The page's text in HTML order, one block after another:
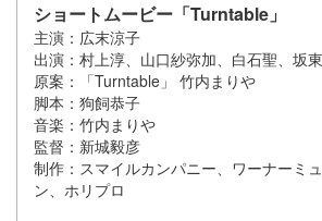
ショートムービー「Turntable」
主演：広末涼子
出演：村上淳、山口紗弥加、白石聖、坂
原案：「Turntable」 竹内まりや
脚本：狗飼恭子
音楽：竹内まりや
監督：新城毅彦
制作：スマイルカンパニー、ワーナーミ
ン、ホリプロ